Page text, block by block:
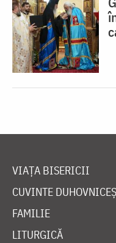
VIAȚA BISERICII
CUVINTE
FAMILIE
LITURGICĂ